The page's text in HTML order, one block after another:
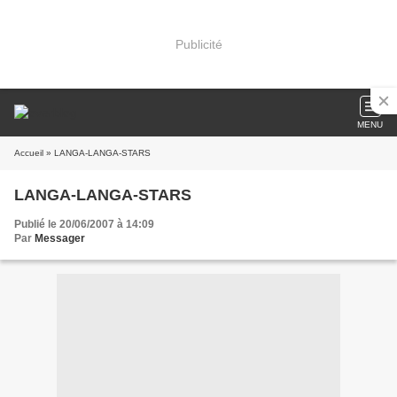
Publicité
MENU
Accueil » LANGA-LANGA-STARS
LANGA-LANGA-STARS
Publié le 20/06/2007 à 14:09
Par Messager